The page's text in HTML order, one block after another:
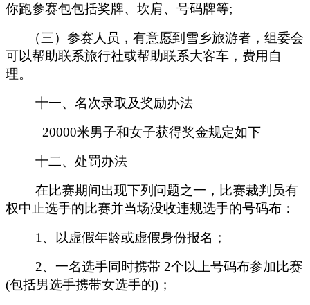
你跑参赛包包括奖牌、坎肩、号码牌等;
（三）参赛人员，有意愿到雪乡旅游者，组委会
可以帮助联系旅行社或帮助联系大客车，费用自
理。
十一、名次录取及奖励办法
20000米男子和女子获得奖金规定如下
十二、处罚办法
在比赛期间出现下列问题之一，比赛裁判员有
权中止选手的比赛并当场没收违规选手的号码布：
1、以虚假年龄或虚假身份报名；
2、一名选手同时携带 2个以上号码布参加比赛
(包括男选手携带女选手的)；